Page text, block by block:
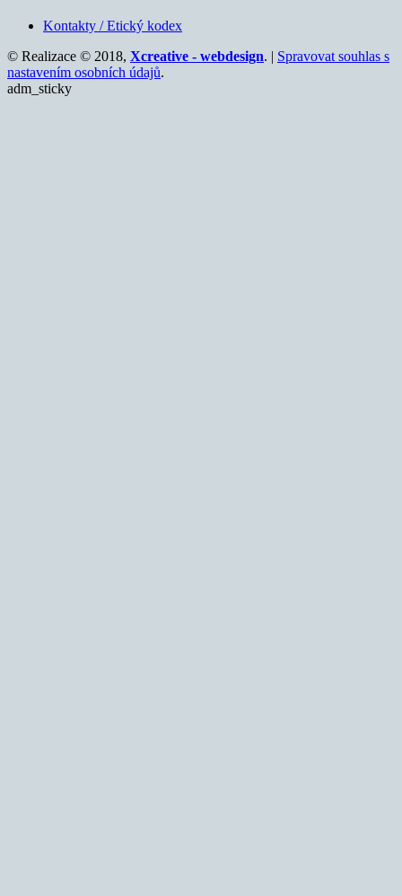
Kontakty / Etický kodex
© Realizace © 2018, Xcreative - webdesign. | Spravovat souhlas s
nastavením osobních údajů.
adm_sticky